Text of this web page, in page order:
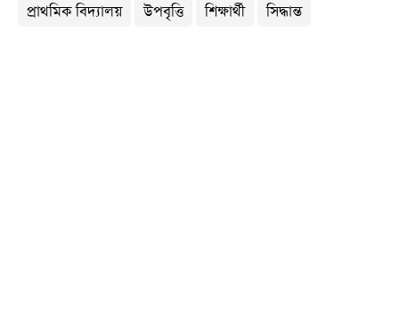
প্রাথমিক বিদ্যালয় উপবৃত্তি শিক্ষার্থী সিদ্ধান্ত